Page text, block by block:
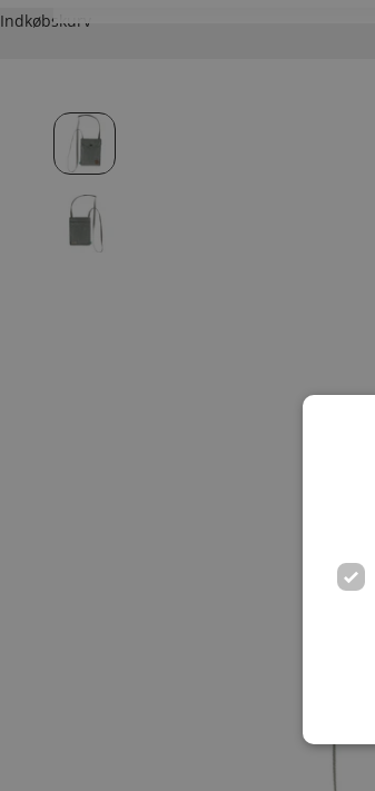
Indkøbskurv